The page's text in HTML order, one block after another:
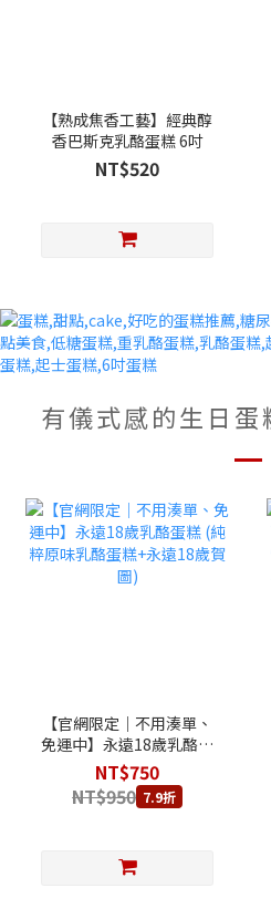
【熟成焦香工藝】經典醇
香巴斯克乳酪蛋糕 6吋
NT$520
有儀式感的生日蛋
【官網限定｜不用湊單、
免運中】永遠18歲乳酪蛋
糕 (純粹原味乳酪蛋糕+永
遠18歲賀圖)
NT$750
NT$950 7.9折